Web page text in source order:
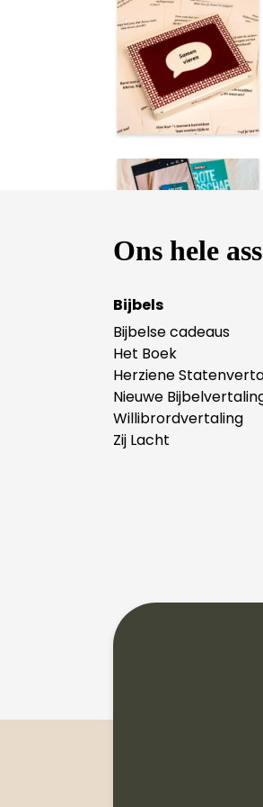
Ons hele
Bijbels
Bijbelse cadeaus
Het Boek
Herziene
Nieuwe
Willibrordvertaling
Zij Lacht